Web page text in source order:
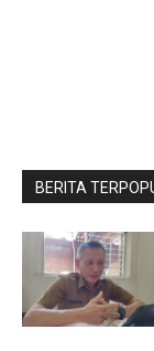
BERITA